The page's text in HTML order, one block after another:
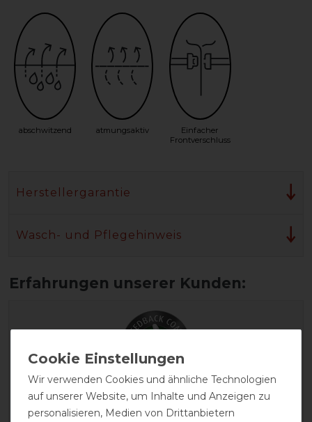
abschwitzend atmungsaktiv
Einfacher
Frontverschluss
Herstellergarantie
Wasch- und Pflegehinweis
GOOD
Wir verwenden Cookies und ähnliche Technologien
auf unserer Website, um Inhalte und Anzeigen zu
personalisieren, Medien von Drittanbietern